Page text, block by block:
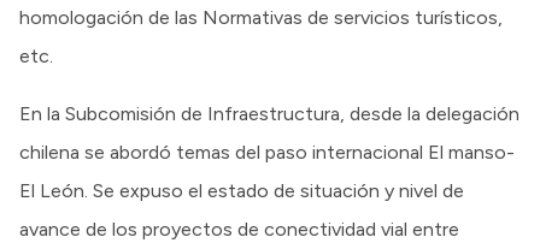
homologación de las Normativas de servicios turísticos,
etc.
En la Subcomisión de Infraestructura, desde la delegación
chilena se abordó temas del paso internacional El manso-
El León. Se expuso el estado de situación y nivel de
avance de los proyectos de conectividad vial entre